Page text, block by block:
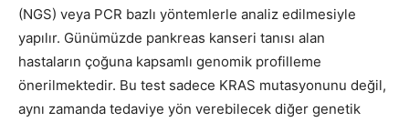
(NGS) veya PCR bazlı yöntemlerle analiz edilmesiyle
yapılır. Günümüzde pankreas kanseri tanısı alan
hastaların çoğuna kapsamlı genomik profilleme
önerilmektedir. Bu test sadece KRAS mutasyonunu değil,
aynı zamanda tedaviye yön verebilecek diğer genetik